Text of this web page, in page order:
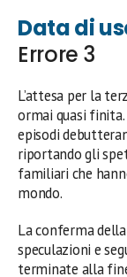
Data di
Errore 3
L’attesa per la
ormai quasi finita.
episodi
riportando gli
familiari che
mondo.
La conferma
speculazioni e
terminate alla